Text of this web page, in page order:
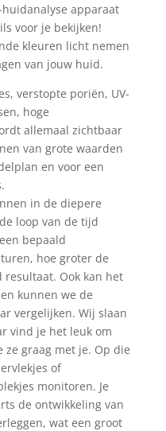
apparaat
voor je bekijken!
kleuren licht nemen
van jouw huid.
verstopte poriën, UV-
hoge
allemaal zichtbaar
van grote waarden
en voor een
in de diepere
loop van de tijd
bepaald
hoe groter de
resultaat. Ook kan het
kunnen we de
vergelijken. Wij slaan
vind je het leuk om
graag met je. Op die
of
monitoren. Je
de ontwikkeling van
wat een groot